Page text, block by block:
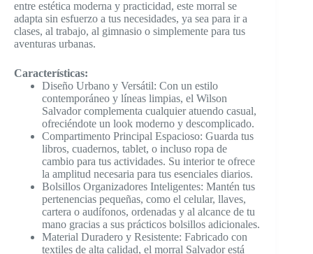
entre estética moderna y practicidad, este morral se
adapta sin esfuerzo a tus necesidades, ya sea para ir a
clases, al trabajo, al gimnasio o simplemente para tus
aventuras urbanas.
Características:
Diseño Urbano y Versátil: Con un estilo
contemporáneo y líneas limpias, el Wilson
Salvador complementa cualquier atuendo casual,
ofreciéndote un look moderno y descomplicado.
Compartimento Principal Espacioso: Guarda tus
libros, cuadernos, tablet, o incluso ropa de
cambio para tus actividades. Su interior te ofrece
la amplitud necesaria para tus esenciales diarios.
Bolsillos Organizadores Inteligentes: Mantén tus
pertenencias pequeñas, como el celular, llaves,
cartera o audífonos, ordenadas y al alcance de tu
mano gracias a sus prácticos bolsillos adicionales.
Material Duradero y Resistente: Fabricado con
textiles de alta calidad, el morral Salvador está